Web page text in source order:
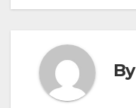
By